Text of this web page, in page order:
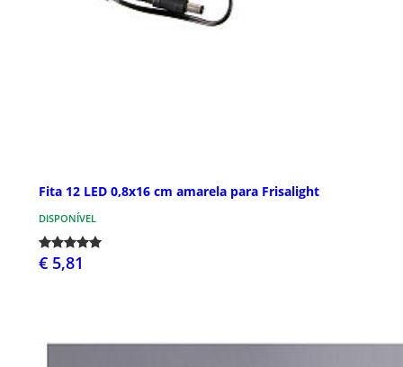
Fita 12 LED 0,8x16 cm amarela para Frisalight
DISPONÍVEL
€ 5,81